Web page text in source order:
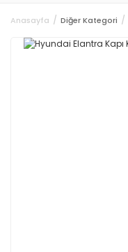
Anasayfa Diğer Kategori